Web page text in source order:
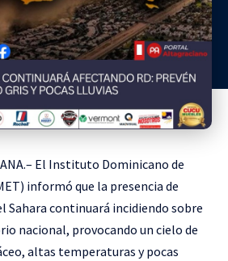
El Instituto Dominicano de
informó que la presencia de
Sahara continuará incidiendo sobre
nacional, provocando un cielo de
altas temperaturas y pocas